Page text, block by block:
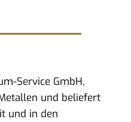
Service GmbH,
und beliefert
und in den